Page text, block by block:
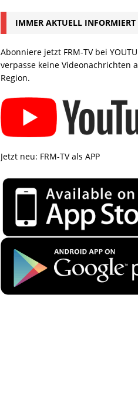
IMMER AKTUELL INFORMIERT
Abonniere jetzt FRM-TV bei
verpasse keine Videonachrichten
Region.
Jetzt neu: FRM-TV als APP